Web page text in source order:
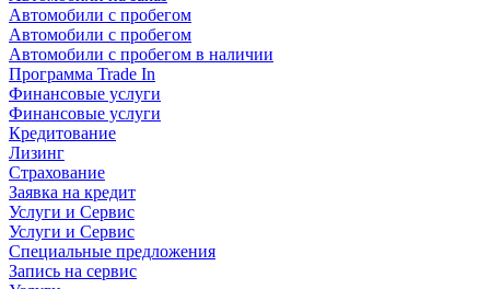
Автомобили с пробегом
Автомобили с пробегом
Автомобили с пробегом в наличии
Программа Trade In
Финансовые услуги
Финансовые услуги
Кредитование
Лизинг
Страхование
Заявка на кредит
Услуги и Сервис
Услуги и Сервис
Специальные предложения
Запись на сервис